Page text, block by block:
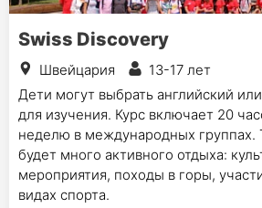
Swiss Discovery
Швейцария
13-17 лет
Дети могут выбрать английский
для изучения. Курс включает 20
неделю в международных группах.
будет много активного отдыха:
мероприятия, походы в горы,
видах спорта.